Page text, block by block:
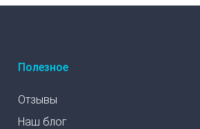
Полезное
Отзывы
Наш блог